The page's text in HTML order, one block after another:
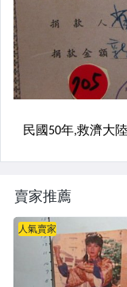
賣家推薦
人氣賣家